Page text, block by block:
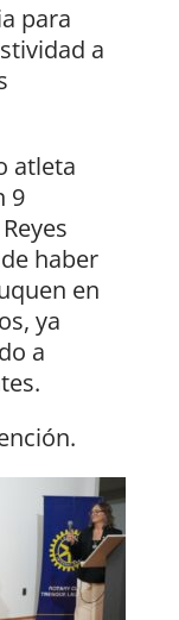
para
a
atleta
9
haber
en
ya
a